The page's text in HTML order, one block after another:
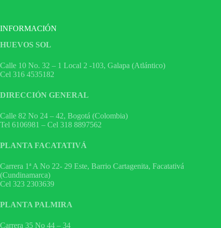
INFORMACIÓN
HUEVOS SOL
Calle 10 No. 32 – 1 Local 2 -103, Galapa (Atlántico)
Cel 316 4535182
DIRECCIÓN GENERAL
Calle 82 No 24 – 42, Bogotá (Colombia)
Tel 6106981 – Cel 318 8897562
PLANTA FACATATIVÁ
Carrera 1ª A No 22- 29 Este, Barrio Cartagenita, Facatativá
(Cundinamarca)
Cel 323 2303639
PLANTA PALMIRA
Carrera 35 No 44 – 34